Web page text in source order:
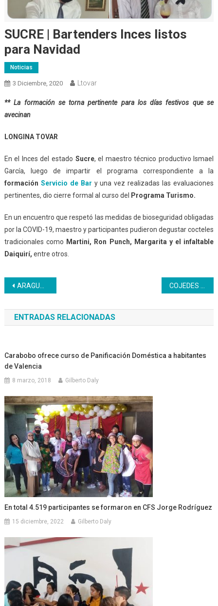
SUCRE | Bartenders Inces listos
para Navidad
Noticias
3 Diciembre, 2020 Ltovar
** La formación se torna pertinente para los días festivos que se
avecinan
LONGINA TOVAR
En el Inces del estado Sucre, el maestro técnico productivo Ismael
García, luego de impartir el programa correspondiente a la
formación Servicio de Bar y una vez realizadas las evaluaciones
pertinentes, dio cierre formal al curso del
Programa Turismo.
En un encuentro que respetó las medidas de bioseguridad obligadas
por la COVID-19, maestro y participantes pudieron degustar cocteles
tradicionales como Martini, Ron Punch, Margarita y el infaltable
Daiquirí, entre otros.
Navegación
de
entradas
ARAGUA | Se realizaron reuniones para el análisis de cierre de gestión y balance del 2020
ENTRADAS RELACIONADAS
Carabobo ofrece curso de Panificación Doméstica a habitantes
de Valencia
8 marzo, 2018 Gilberto Daly
En total 4.519 participantes se formaron en CFS Jorge Rodríguez
15 diciembre, 2022 Gilberto Daly